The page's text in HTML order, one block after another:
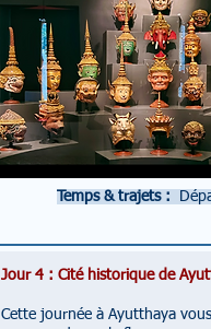
Temps & trajets :
Jour 4 : Cité historique de
Cette journée à Ayutthaya